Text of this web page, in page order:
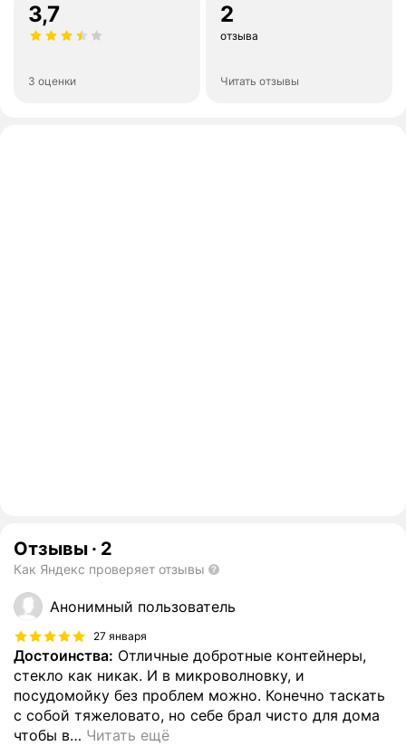
3,7
3 оценки
2
отзыва
Читать отзывы
Отзывы · 2
Как Яндекс проверяет отзывы
Анонимный пользователь
27 января
Достоинства: Отличные добротные контейнеры,
стекло как никак. И в микроволновку, и
посудомойку без проблем можно. Конечно таскать
с собой тяжеловато, но себе брал чисто для дома
чтобы в… Читать ещё